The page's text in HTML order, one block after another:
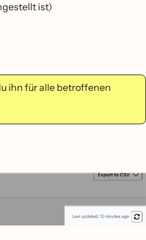
ist)
ihn für alle betroffenen